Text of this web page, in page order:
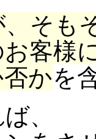
そも
客様
かを
、